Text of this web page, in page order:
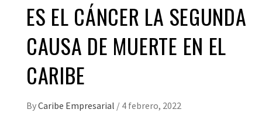
ES EL CÁNCER LA SEGUNDA
CAUSA DE MUERTE EN EL
CARIBE
ByCaribe Empresarial / 4 febrero, 2022